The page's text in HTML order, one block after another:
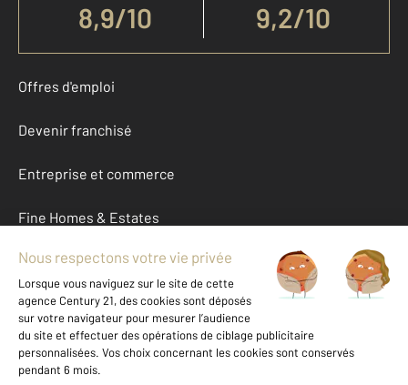
8,9/10 9,2/10
Offres d'emploi
Devenir franchisé
Entreprise et commerce
Fine Homes & Estates
À propos
International
Nous contacter